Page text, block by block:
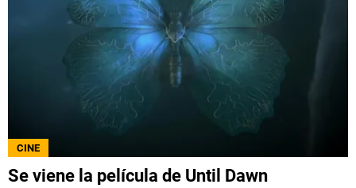
CINE
Se viene la película de Until Dawn